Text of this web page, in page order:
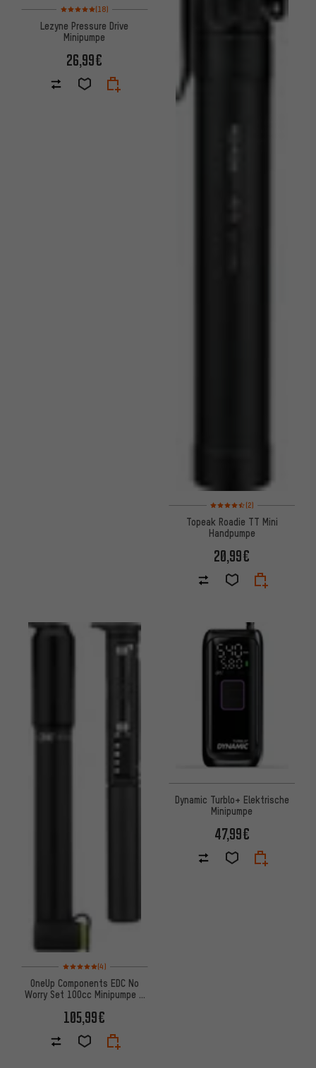
Bewertungen: 5 von 5 basierend auf 18 Bewertungen
(18)
Lezyne Pressure Drive
Minipumpe
26,99€
Bewertungen: 4,5 von 5
(2)
Topeak Roadie TT Mini
Handpumpe
20,99€
Bewertungen: 5 von 5 basierend auf 4 Bewertungen
(4)
OneUp Components EDC No
Worry Set 100cc Minipumpe +
105,99€
Dynamic Turblo+ Elektrische
Minipumpe
47,99€